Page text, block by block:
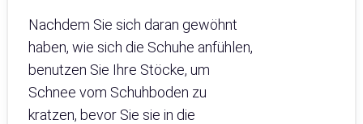
Nachdem Sie sich daran gewöhnt
haben, wie sich die Schuhe anfühlen,
benutzen Sie Ihre Stöcke, um
Schnee vom Schuhboden zu
kratzen, bevor Sie sie in die